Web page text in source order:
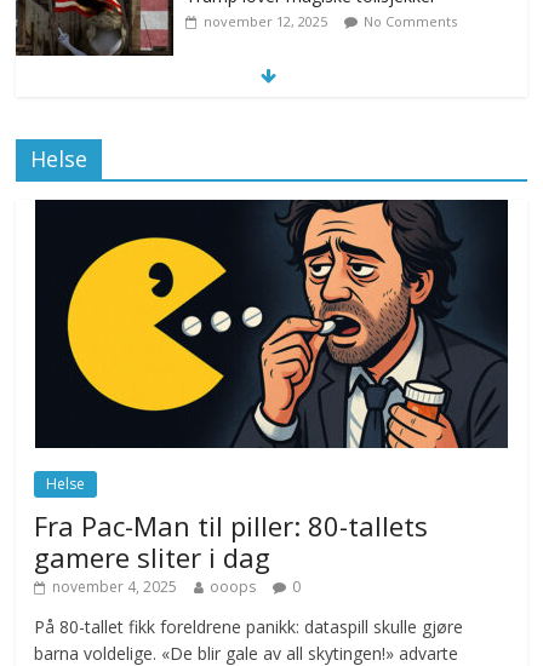
november 12, 2025 No Comments
Drone stopper flytrafikken i Stockholm,
ekspert mistenker MDG
november 6, 2025 No Comments
Norge innfører nullvisjon for nedbør
juni 23, 2026 No Comments
Helse
Helse
Fra Pac-Man til piller: 80-tallets
gamere sliter i dag
november 4, 2025 ooops 0
På 80-tallet fikk foreldrene panikk: dataspill skulle gjøre
barna voldelige. «De blir gale av all skytingen!» advarte